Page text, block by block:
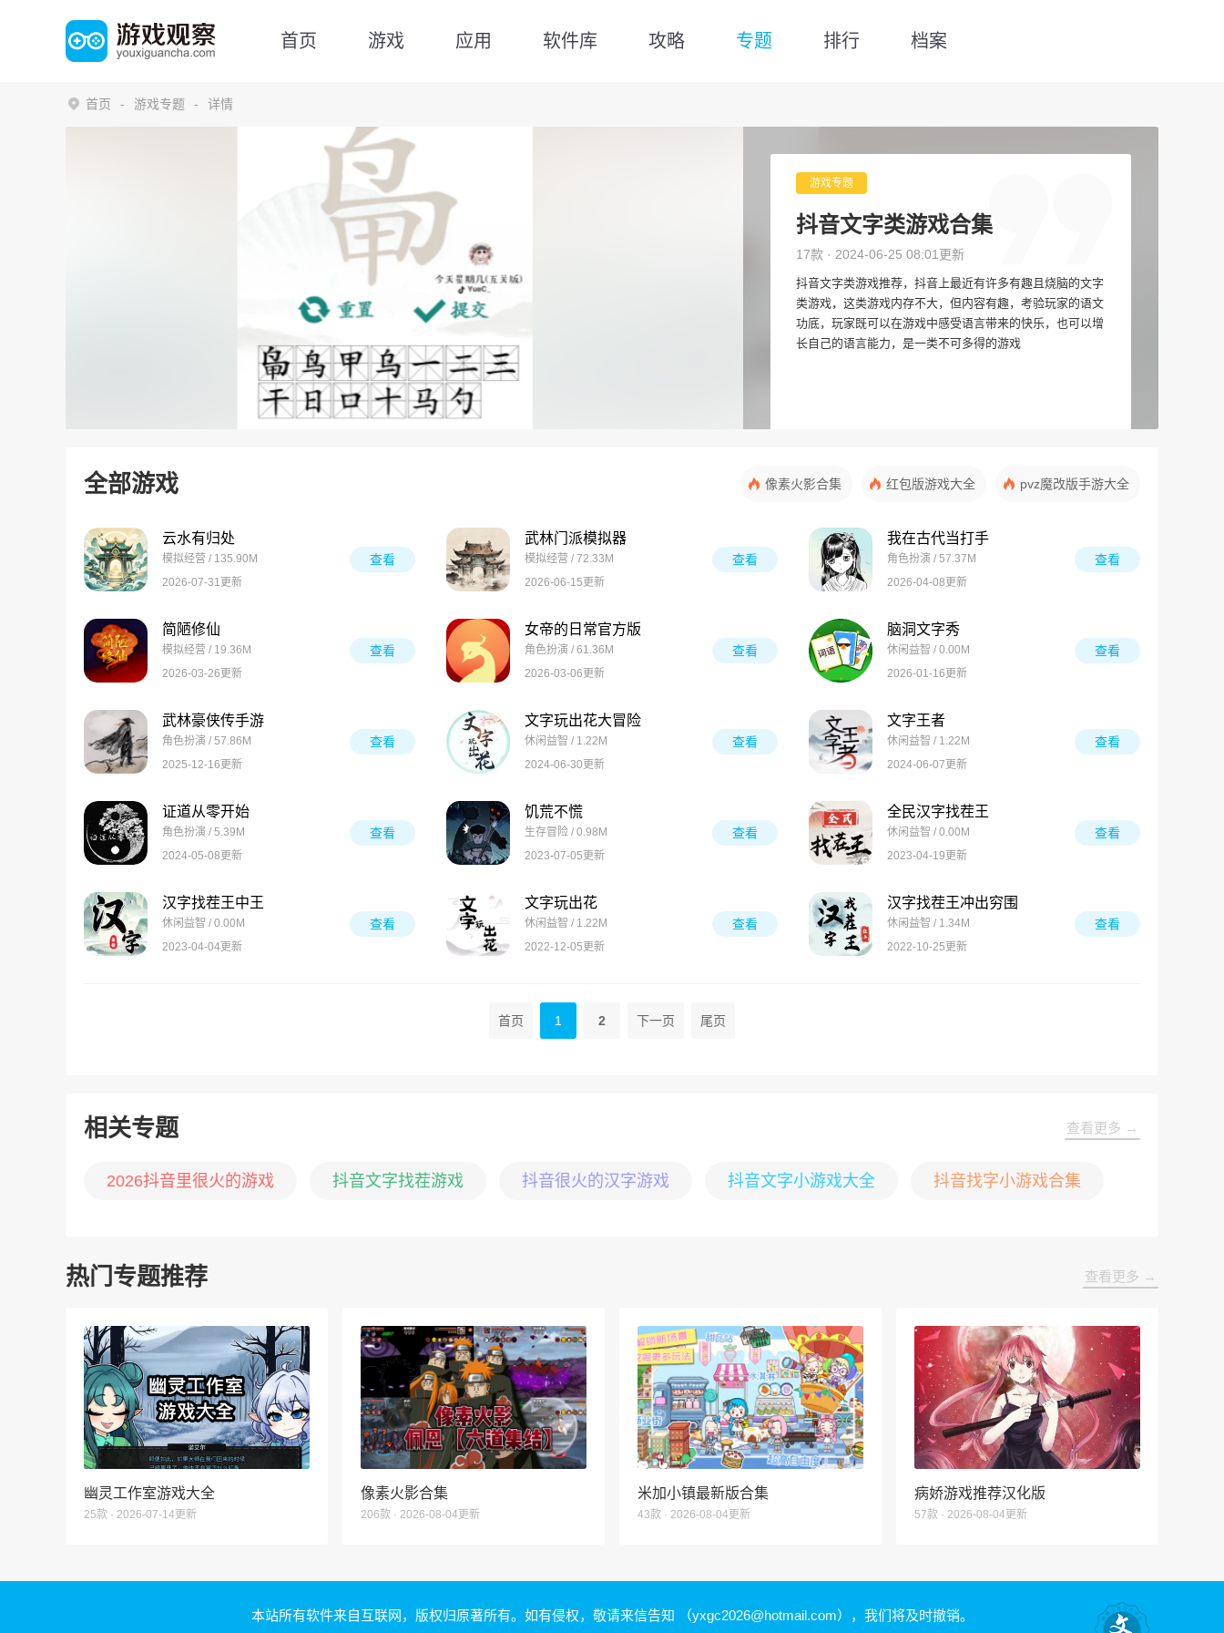
首页 游戏 应用 软件库 攻略 专题 排行 档案
首页 游戏专题 详情
游戏专题
抖音文字类游戏合集
17款 · 2024-06-25 08:01更新
抖音文字类游戏推荐，抖音上最近有许多有趣且烧脑的文字
类游戏，这类游戏内存不大，但内容有趣，考验玩家的语文
功底，玩家既可以在游戏中感受语言带来的快乐，也可以增
长自己的语言能力，是一类不可多得的游戏
全部游戏 像素火影合集 红包版游戏大全 pvz魔改版手游大全
云水有归处
模拟经营 / 135.90M
2026-07-31更新
查看
武林门派模拟器
模拟经营 / 72.33M
2026-06-15更新
查看
我在古代当打手
角色扮演 / 57.37M
2026-04-08更新
查看
简陋修仙
模拟经营 / 19.36M
2026-03-26更新
查看
女帝的日常官方版
角色扮演 / 61.36M
2026-03-06更新
查看
脑洞文字秀
休闲益智 / 0.00M
2026-01-16更新
查看
武林豪侠传手游
角色扮演 / 57.86M
2025-12-16更新
查看
文字玩出花大冒险
休闲益智 / 1.22M
2024-06-30更新
查看
文字王者
休闲益智 / 1.22M
2024-06-07更新
查看
证道从零开始
角色扮演 / 5.39M
2024-05-08更新
查看
饥荒不慌
生存冒险 / 0.98M
2023-07-05更新
查看
全民汉字找茬王
休闲益智 / 0.00M
2023-04-19更新
查看
汉字找茬王中王
休闲益智 / 0.00M
2023-04-04更新
查看
文字玩出花
休闲益智 / 1.22M
2022-12-05更新
查看
汉字找茬王冲出穷围
休闲益智 / 1.34M
2022-10-25更新
查看
首页 1 2 下一页 尾页
相关专题 查看更多 →
2026抖音里很火的游戏 抖音文字找茬游戏 抖音很火的汉字游戏 抖音文字小游戏大全 抖音找字小游戏合集
热门专题推荐 查看更多 →
幽灵工作室游戏大全
25款 · 2026-07-14更新
像素火影合集
206款 · 2026-08-04更新
米加小镇最新版合集
43款 · 2026-08-04更新
病娇游戏推荐汉化版
57款 · 2026-08-04更新
本站所有软件来自互联网，版权归原著所有。如有侵权，敬请来信告知 （yxgc2026@hotmail.com） ，我们将及时撤销。